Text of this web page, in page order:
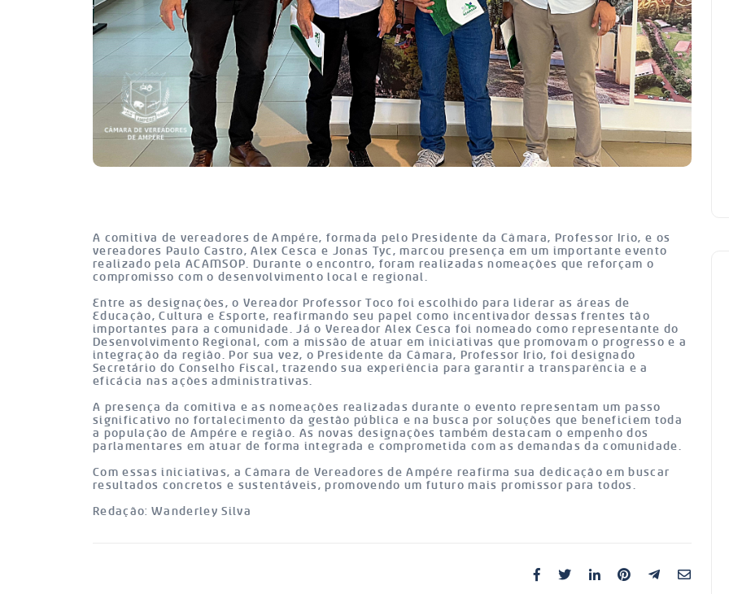
A comitiva de vereadores de Ampére, formada pelo Presidente da Câmara, Professor Irio, e os
vereadores Paulo Castro, Alex Cesca e Jonas Tyc, marcou presença em um importante evento
realizado pela ACAMSOP. Durante o encontro, foram realizadas nomeações que reforçam o
compromisso com o desenvolvimento local e regional.
Entre as designações, o Vereador Professor Toco foi escolhido para liderar as áreas de
Educação, Cultura e Esporte, reafirmando seu papel como incentivador dessas frentes tão
importantes para a comunidade. Já o Vereador Alex Cesca foi nomeado como representante do
Desenvolvimento Regional, com a missão de atuar em iniciativas que promovam o progresso e a
integração da região. Por sua vez, o Presidente da Câmara, Professor Irio, foi designado
Secretário do Conselho Fiscal, trazendo sua experiência para garantir a transparência e a
eficácia nas ações administrativas.
A presença da comitiva e as nomeações realizadas durante o evento representam um passo
significativo no fortalecimento da gestão pública e na busca por soluções que beneficiem toda
a população de Ampére e região. As novas designações também destacam o empenho dos
parlamentares em atuar de forma integrada e comprometida com as demandas da comunidade.
Com essas iniciativas, a Câmara de Vereadores de Ampére reafirma sua dedicação em buscar
resultados concretos e sustentáveis, promovendo um futuro mais promissor para todos.
Redação: Wanderley Silva